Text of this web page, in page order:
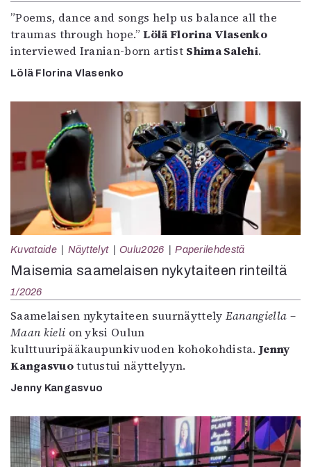
”Poems, dance and songs help us balance all the
traumas through hope.”Lölä Florina Vlasenko
interviewed Iranian-born artist Shima Salehi.
Lölä Florina Vlasenko
Kuvataide Näyttelyt Oulu2026 Paperilehdestä
Maisemia saamelaisen nykytaiteen rinteiltä
1/2026
Saamelaisen nykytaiteen suurnäyttely Eanangiella –
Maan kieli on yksi Oulun
kulttuuripääkaupunkivuoden kohokohdista.Jenny
Kangasvuotutustui näyttelyyn.
Jenny Kangasvuo